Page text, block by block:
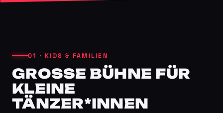
01 · KIDS & FAMILIEN
GROSSE BÜHNE FÜR K
LEINE T
ÄNZER*INNEN